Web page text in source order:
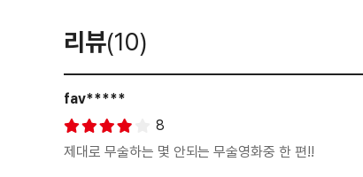
리뷰(10)
fav*****
8
제대로 무술하는 몇 안되는 무술영화중 한 편!!